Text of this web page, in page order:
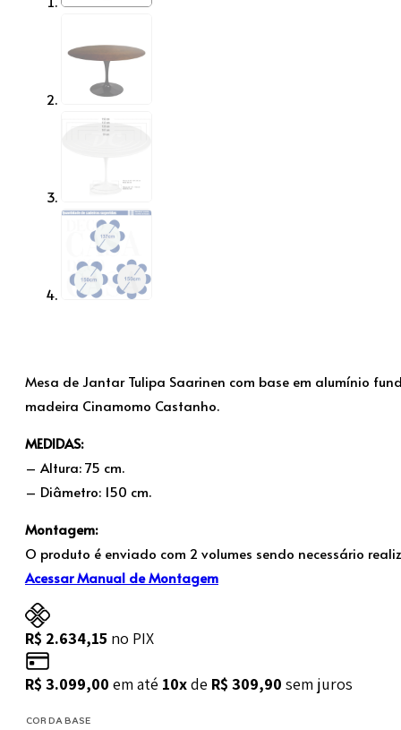
Mesa de Jantar Tulipa Saarinen com base em alumínio
madeira Cinamomo Castanho.
MEDIDAS:
– Altura: 75 cm.
– Diâmetro: 150 cm.
Montagem:
O produto é enviado com 2 volumes sendo necessário
Acessar Manual de Montagem
R$ 2.634,15 no PIX
R$ 3.099,00 em até 10xde R$ 309,90 sem juros
COR DA BASE